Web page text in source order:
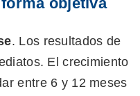
. Los resultados de
El crecimiento
entre 6 y 12 meses